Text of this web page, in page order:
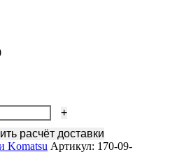
расчёт доставки
Komatsu Артикул: 170-09-